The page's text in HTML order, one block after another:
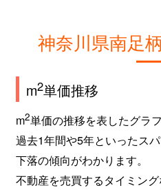
神奈川県南足
m2単価推移
m2単価の推移を表したグラフ
過去1年間や5年といったス
下落の傾向がわかります。
不動産を売買するタイミン